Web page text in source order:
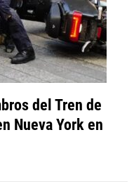
del Tren de
Nueva York en